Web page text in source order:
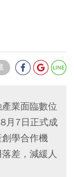
業面臨數位
月7日正式成
學合作機
差，減緩人